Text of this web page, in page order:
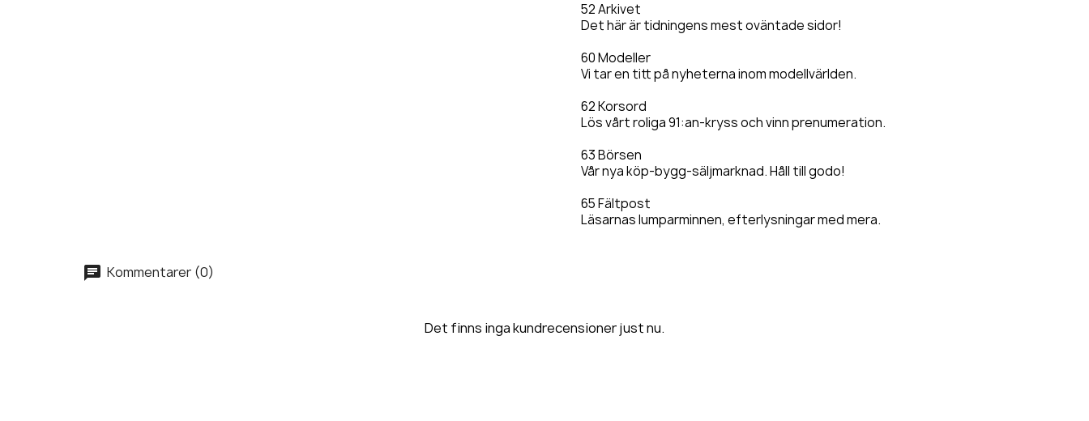
52 Arkivet
Det här är tidningens mest oväntade sidor!
60 Modeller
Vi tar en titt på nyheterna inom modellvärlden.
62 Korsord
Lös vårt roliga 91:an-kryss och vinn prenumeration.
63 Börsen
Vår nya köp-bygg-säljmarknad. Håll till godo!
65 Fältpost
Läsarnas lumparminnen, efterlysningar med mera.
Kommentarer (0)
Det finns inga kundrecensioner just nu.